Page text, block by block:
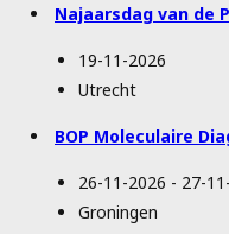
Najaarsdag van de
19-11-2026
Utrecht
BOP Moleculaire
26-11-2026 - 27-
Groningen